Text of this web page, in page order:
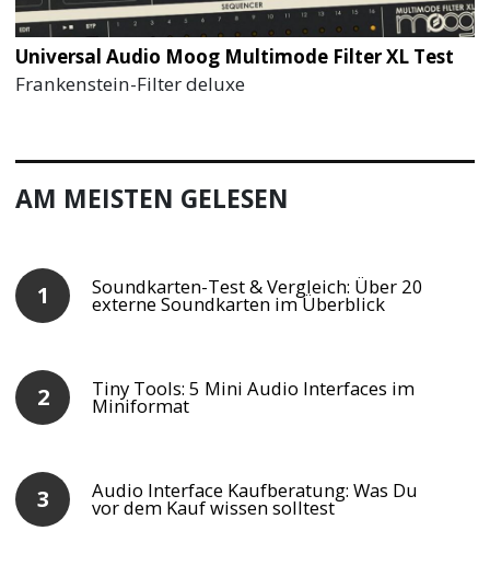
Universal Audio Moog Multimode Filter XL Test
Frankenstein-Filter deluxe
AM MEISTEN GELESEN
Soundkarten-Test & Vergleich: Über 20
externe Soundkarten im Überblick
Tiny Tools: 5 Mini Audio Interfaces im
Miniformat
Audio Interface Kaufberatung: Was Du
vor dem Kauf wissen solltest